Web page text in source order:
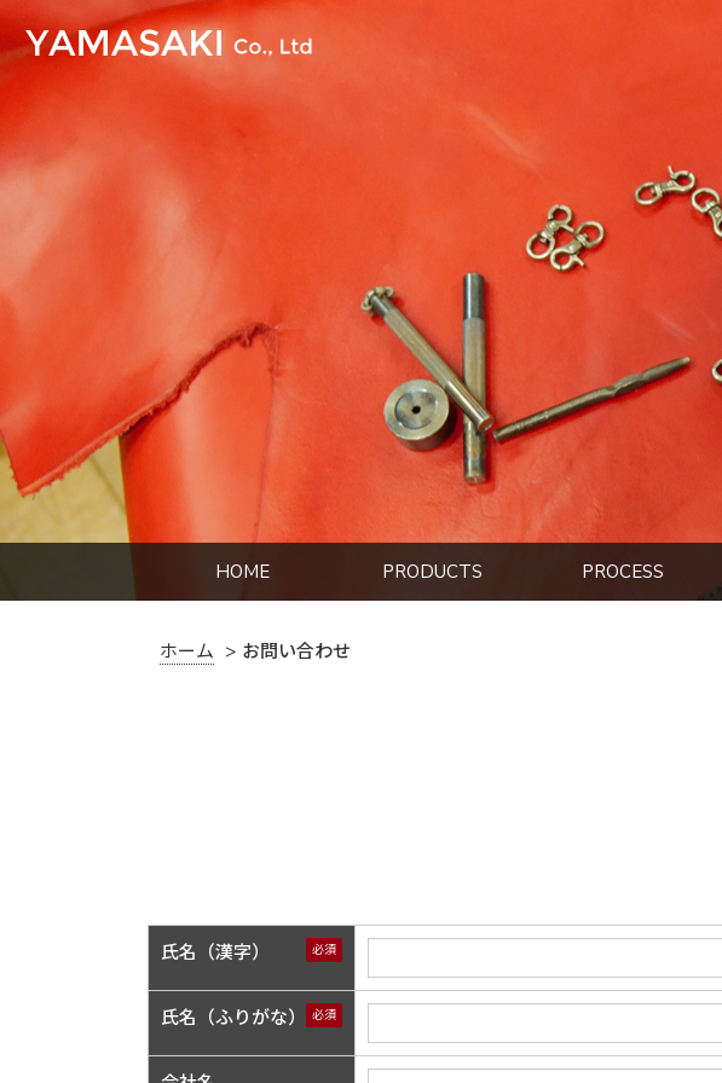
HOME PRODUCTS PROCESS
ホーム お問い合わせ
氏名（漢字） 必須
氏名（ふりがな） 必須